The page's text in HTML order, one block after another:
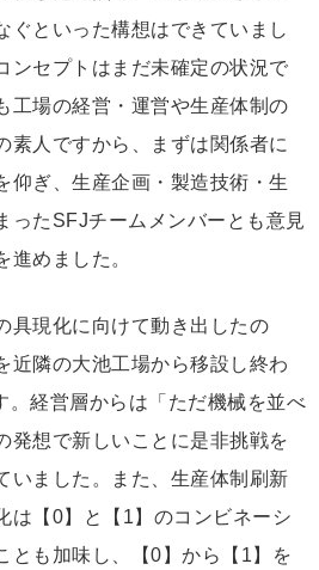
ぐといった構想はできていまし
ンセプトはまだ未確定の状況で
工場の経営・運営や生産体制の
素人ですから、まずは関係者に
仰ぎ、生産企画・製造技術・生
ったSFJチームメンバーとも意見
進めました。
具現化に向けて動き出したの
近隣の大池工場から移設し終わ
。経営層からは「ただ機械を並べ
発想で新しいことに是非挑戦を
いました。また、生産体制刷新
は【0】と【1】のコンビネーシ
とも加味し、【0】から【1】を